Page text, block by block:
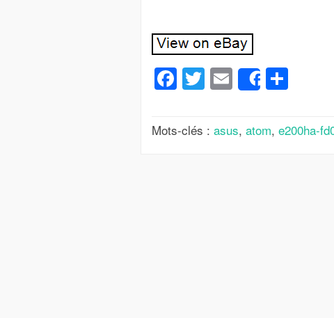
Facebook
Twitter
Email
Share
Mots-clés : asus, atom, e200ha-